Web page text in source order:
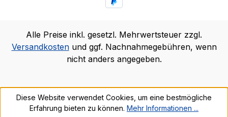
Alle Preise inkl. gesetzl. Mehrwertsteuer zzgl.
Versandkostenund ggf. Nachnahmegebühren, wenn
nicht anders angegeben.
Diese Website verwendet Cookies, um eine bestmögliche
Erfahrung bieten zu können. Mehr Informationen ...